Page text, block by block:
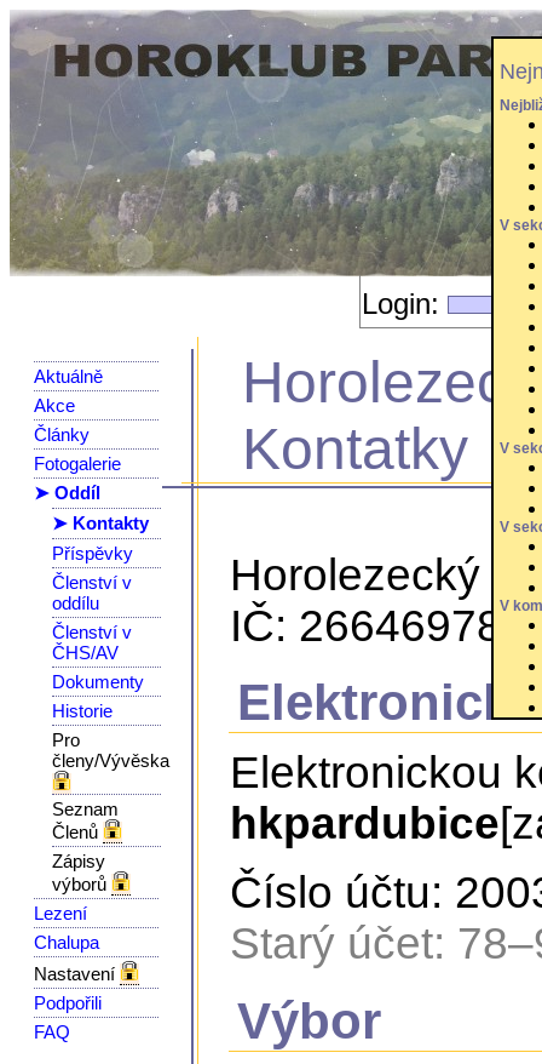
Login:
Aktuálně
Akce
Články
Fotogalerie
➤ Oddíl
➤ Kontakty
Příspěvky
Členství v
oddílu
Členství v
ČHS/AV
Dokumenty
Historie
Pro
členy/Vývěska
Seznam
Členů
Zápisy
výborů
Lezení
Chalupa
Nastavení
Podpořili
FAQ
Kontatky
Horolezecký
IČ: 26646978
Elektronickou
hkpardubice
Číslo účtu:
Starý účet:
Výbor
V
V
V
V